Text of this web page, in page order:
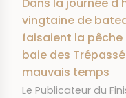
vingtaine de
faisaient la
baie des
mauvais temps
JOURNAL
Le Publicateur du